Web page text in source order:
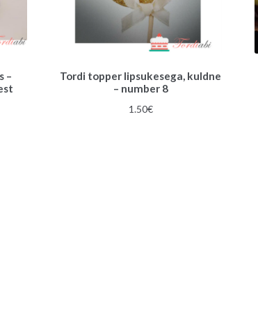
–
Tordi topper lipsukesega, kuldne
– number 8
1.50€